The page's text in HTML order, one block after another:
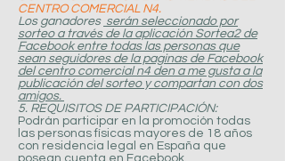
CENTRO COMERCIAL N4.
Los ganadores serán seleccionado por
sorteo a través de la aplicación Sortea2 de
Facebook entre todas las personas que
sean seguidores de la paginas de Facebook
del centro comercial n4 den a me gusta a la
publicación del sorteo y compartan con dos
amigos.
5. REQUISITOS DE PARTICIPACIÓN:
Podrán participar en la promoción todas
las personas físicas mayores de 18 años
con residencia legal en España que
posean cuenta en Facebook.